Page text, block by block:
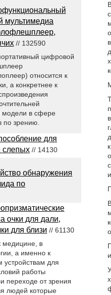
мультимедиа
// 132590
цифровой
относится к
а конкретнее к
модели в сфере
по зрению.
для
слепых // 14130
обнаружения
по
очки для дали,
для близи // 61130
медицине, в
а именно к
устройствам для
работы
переходе от зрения
людей которые